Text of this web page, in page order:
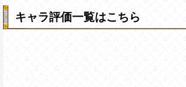
キャラ評価一覧はこちら